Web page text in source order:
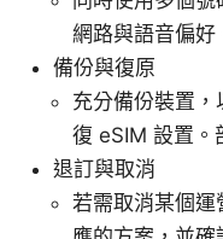
網路與語音偏好
備份與復原
充分備份裝置
復 eSIM 設置。
退訂與取消
若需取消某個